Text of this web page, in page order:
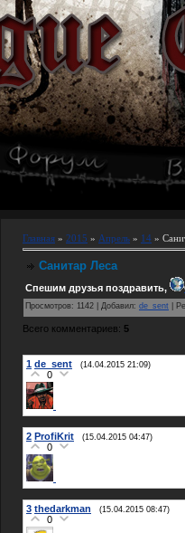
Главная » 2015 » Апрель » 14 »
Санитар Леса
Спешим друзья поздравить,
Просмотров: 1142 Добавил: de_sent
Всего комментариев: 5
1 de_sent (14.04.2015 21:09)
0
2 ProfiKrit (15.04.2015 04:47)
0
3 thedarkman (15.04.2015 08:47)
0